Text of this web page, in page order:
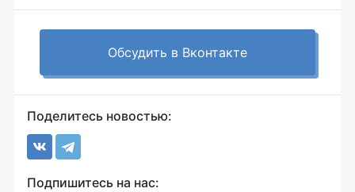
Обсудить в Вконтакте
Поделитесь новостью:
Подпишитесь на нас: